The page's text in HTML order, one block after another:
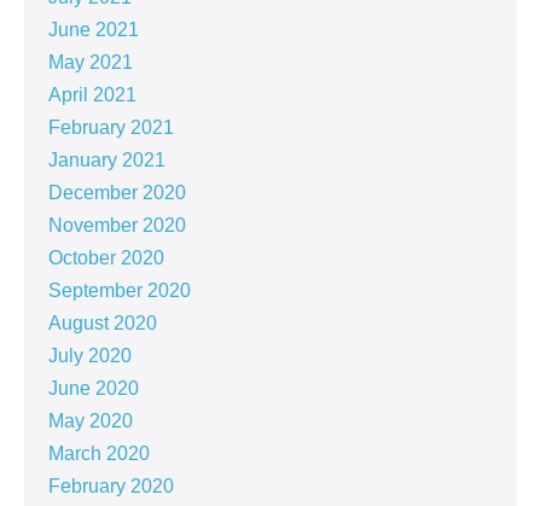
June 2021
May 2021
April 2021
February 2021
January 2021
December 2020
November 2020
October 2020
September 2020
August 2020
July 2020
June 2020
May 2020
March 2020
February 2020